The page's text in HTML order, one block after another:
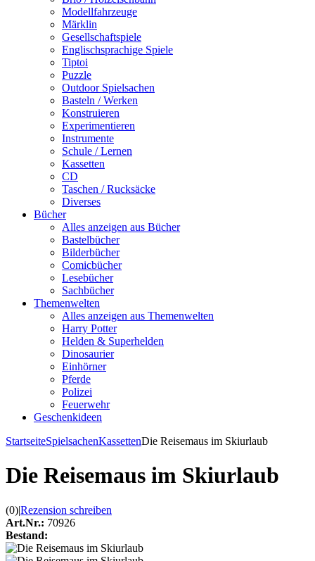
Modellfahrzeuge
Märklin
Gesellschaftspiele
Englischsprachige Spiele
Tiptoi
Puzzle
Outdoor Spielsachen
Basteln / Werken
Konstruieren
Experimentieren
Instrumente
Schule / Lernen
Kassetten
CD
Taschen / Rucksäcke
Diverses
Bücher
Alles anzeigen aus Bücher
Bastelbücher
Bilderbücher
Comicbücher
Lesebücher
Sachbücher
Themenwelten
Alles anzeigen aus Themenwelten
Harry Potter
Helden & Superhelden
Dinosaurier
Einhörner
Pferde
Polizei
Feuerwehr
Geschenkideen
StartseiteSpielsachenKassettenDie Reisemaus im Skiurlaub
Die Reisemaus im Skiurlaub
(0)|Rezension schreiben
Art.Nr.: 70926
Bestand: